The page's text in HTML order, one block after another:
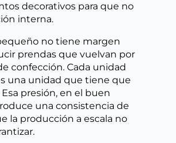
decorativos para que no
interna.
no tiene margen
prendas que vuelvan por
confección. Cada unidad
una unidad que tiene que
presión, en el buen
una consistencia de
la producción a escala no